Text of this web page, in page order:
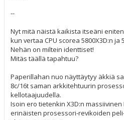
--
Nyt mitä näistä kaikista itseäni
kun vertaa CPU scorea 5800X3D:n ja
Nehän on miltein identtiset!
Mitäs täällä tapahtuu?
Paperillahan nuo näyttäytyy äkkiä
8c/16t saman arkkitehtuurin
kellotaajuudella.
Isoin ero tietenkin X3D:n
erinäisten prosessori-revikoiden